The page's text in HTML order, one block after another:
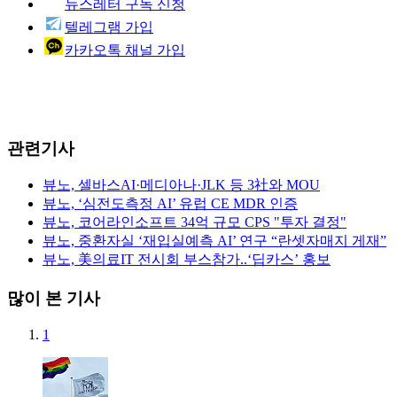
뉴스레터 구독 신청
텔레그램 가입
카카오톡 채널 가입
관련기사
뷰노, 셀바스AI·메디아나·JLK 등 3社와 MOU
뷰노, ‘심전도측정 AI’ 유럽 CE MDR 인증
뷰노, 코어라인소프트 34억 규모 CPS "투자 결정"
뷰노, 중환자실 ‘재입실예측 AI’ 연구 “란셋자매지 게재”
뷰노, 美의료IT 전시회 부스참가..‘딥카스’ 홍보
많이 본 기사
1